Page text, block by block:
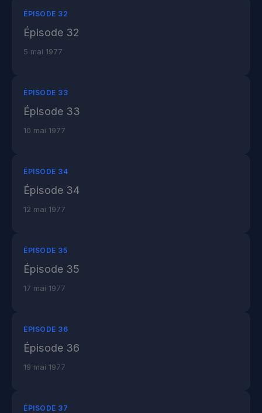
ÉPISODE 32
Épisode 32
5 mai 1977
ÉPISODE 33
Épisode 33
10 mai 1977
ÉPISODE 34
Épisode 34
12 mai 1977
ÉPISODE 35
Épisode 35
17 mai 1977
ÉPISODE 36
Épisode 36
19 mai 1977
ÉPISODE 37